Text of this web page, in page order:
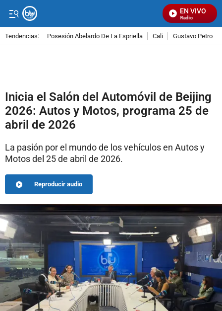
EN VIVO
Señal Visual Radio
Tendencias: Posesión Abelardo De La Espriella Cali Gustavo Petro
Inicia el Salón del Automóvil de Beijing
2026: Autos y Motos, programa 25 de
abril de 2026
La pasión por el mundo de los vehículos en Autos y
Motos del 25 de abril de 2026.
Reproducir audio